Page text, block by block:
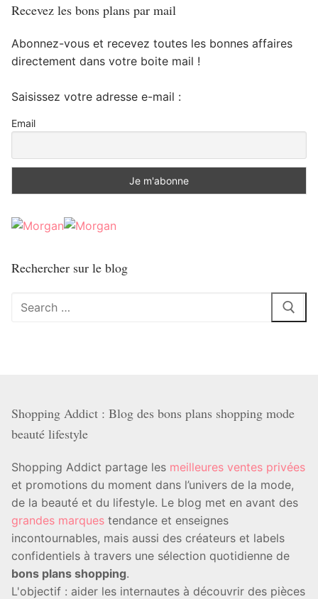
Recevez les bons plans par mail
Abonnez-vous et recevez toutes les bonnes affaires
directement dans votre boite mail !
Saisissez votre adresse e-mail :
Email
Rechercher sur le blog
Rechercher
Shopping Addict : Blog des bons plans shopping mode
beauté lifestyle
Shopping Addict partage les meilleures ventes privées
et promotions du moment dans l’univers de la mode,
de la beauté et du lifestyle. Le blog met en avant des
grandes marques tendance et enseignes
incontournables, mais aussi des créateurs et labels
confidentiels à travers une sélection quotidienne de
bons plans shopping.
L'objectif : aider les internautes à découvrir des pièces